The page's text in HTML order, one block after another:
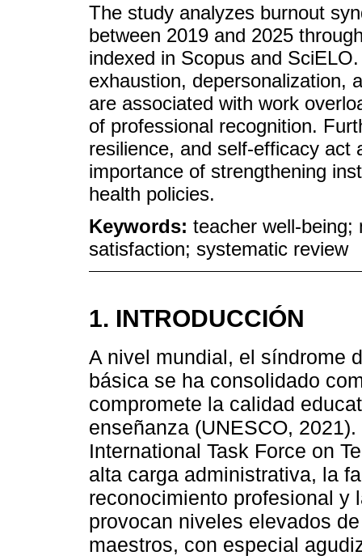
The study analyzes burnout
between 2019 and 2025
indexed in Scopus and
exhaustion, depersonalization,
are associated with work
of professional recognition.
resilience, and self-efficacy act
importance of strengthening
health policies.
Keywords: teacher well-being;
satisfaction; systematic review
1. INTRODUCCIÓN
A nivel mundial, el síndrome
básica se ha consolidado
compromete la calidad
enseñanza (UNESCO,
International Task Force on
alta carga administrativa, la
reconocimiento profesional y
provocan niveles elevados
maestros, con especial